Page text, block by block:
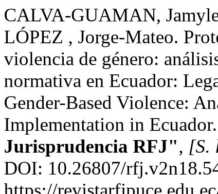
CALVA-GUAMAN,
LÓPEZ , Jorge-Mateo.
violencia de género:
normativa en Ecuador:
Gender-Based Violence:
Implementation in
Jurisprudencia RFJ", [S.
DOI: 10.26807/